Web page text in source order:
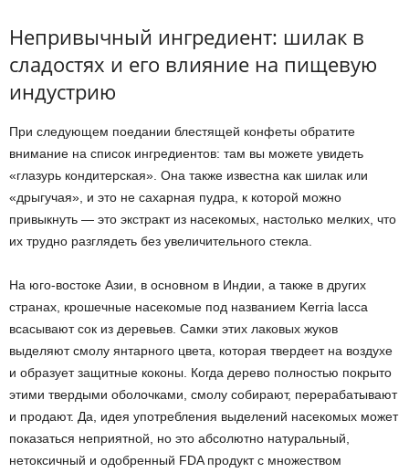
Непривычный ингредиент: шилак в
сладостях и его влияние на пищевую
индустрию
При следующем поедании блестящей конфеты обратите
внимание на список ингредиентов: там вы можете увидеть
«глазурь кондитерская». Она также известна как шилак или
«дрыгучая», и это не сахарная пудра, к которой можно
привыкнуть — это экстракт из насекомых, настолько мелких, что
их трудно разглядеть без увеличительного стекла.
На юго-востоке Азии, в основном в Индии, а также в других
странах, крошечные насекомые под названием Kerria lacca
всасывают сок из деревьев. Самки этих лаковых жуков
выделяют смолу янтарного цвета, которая твердеет на воздухе
и образует защитные коконы. Когда дерево полностью покрыто
этими твердыми оболочками, смолу собирают, перерабатывают
и продают. Да, идея употребления выделений насекомых может
показаться неприятной, но это абсолютно натуральный,
нетоксичный и одобренный FDA продукт с множеством